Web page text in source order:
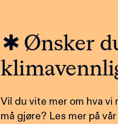
Ønsker
Vil du vite mer om hva
må gjøre? Les mer på